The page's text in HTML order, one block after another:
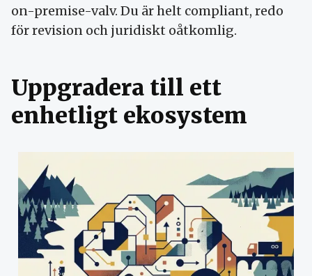
on-premise-valv. Du är helt compliant, redo
för revision och juridiskt oåtkomlig.
Uppgradera till ett
enhetligt ekosystem